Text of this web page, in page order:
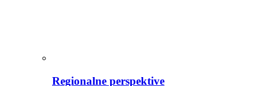
Regionalne perspektive